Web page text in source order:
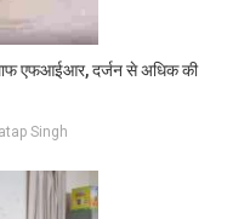
एफआईआर, दर्जन से अधिक की
Singh